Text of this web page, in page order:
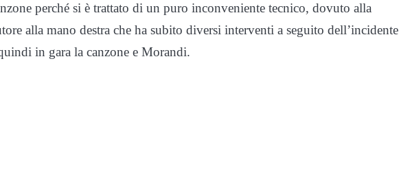
perché si è trattato di un puro inconveniente tecnico, dovuto alla
alla mano destra che ha subito diversi interventi a seguito dell’incidente
in gara la canzone e Morandi.